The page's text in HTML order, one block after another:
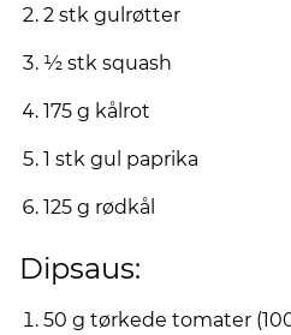
2 stk gulrøtter
½ stk squash
175 g kålrot
1 stk gul paprika
125 g rødkål
Dipsaus:
50 g tørkede tomater